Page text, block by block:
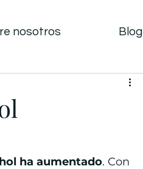
nosotros Blog
ha aumentado. Con